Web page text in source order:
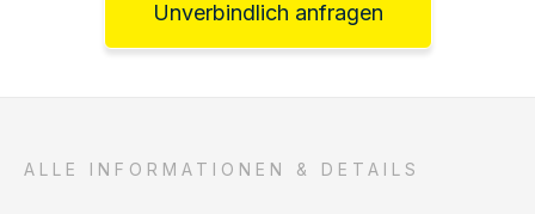
Unverbindlich anfragen
ALLE INFORMATIONEN & DETAILS